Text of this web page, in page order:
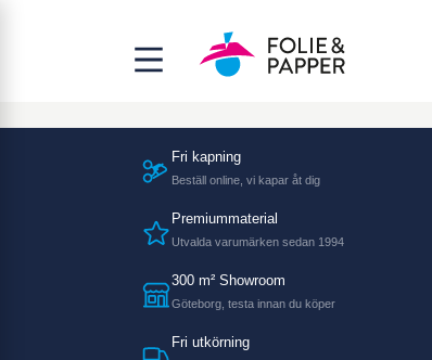
Fri kapning
Beställ online, vi kapar åt dig
Premiummaterial
Utvalda varumärken sedan 1994
300 m² Showroom
Göteborg, testa innan du köper
Fri utkörning